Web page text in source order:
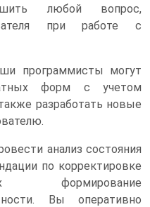
любой вопрос,
при работе с
программисты могут
форм с учетом
разработать новые
анализ состояния
по корректировке
формирование
Вы оперативно